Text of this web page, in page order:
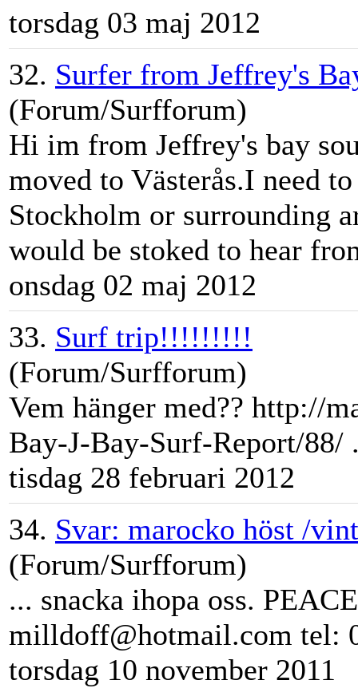
torsdag 03 maj 2012
32. Surfer from Jeffrey's
(Forum/Surfforum)
Hi im from Jeffrey's bay
moved to Västerås.I need
Stockholm or surrounding
would be stoked to hear
onsdag 02 maj 2012
33. Surf trip!!!!!!!!!
(Forum/Surfforum)
Vem hänger med?? http://
Bay-J-Bay-Surf-Report/88/
tisdag 28 februari 2012
34. Svar: marocko höst /
(Forum/Surfforum)
... snacka ihopa oss.
milldoff@hotmail.com tel:
torsdag 10 november 2011